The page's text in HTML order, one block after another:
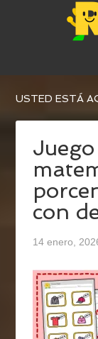
USTED ESTÁ
con
14 enero,